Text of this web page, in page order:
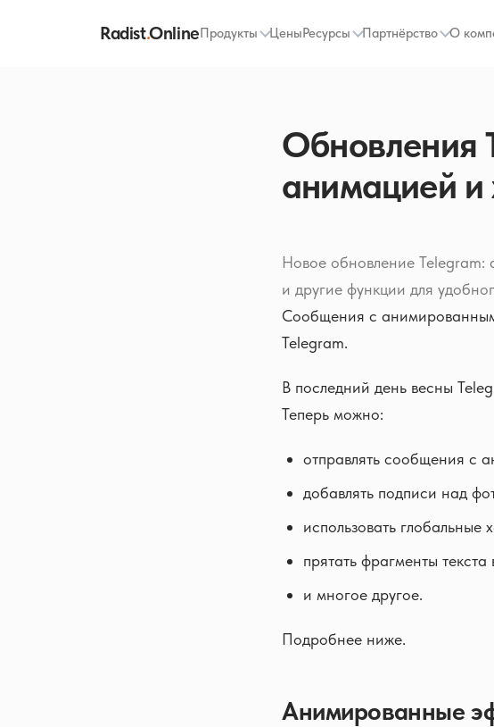
Radist.OnlineПродукты ЦеныРесурсы Партнёрство О
Обновления
анимацией и
Новое обновление
и другие функции для
Сообщения с
Telegram.
В последний день весны
Теперь можно:
отправлять сообщения с
добавлять подписи над
использовать
прятать фрагменты
и многое другое.
Подробнее ниже.
Анимированные